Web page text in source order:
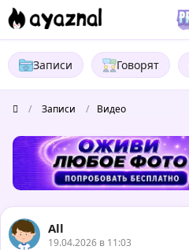
Записи Говорят
/ Записи / Видео
All
19.04.2026 в 11:03